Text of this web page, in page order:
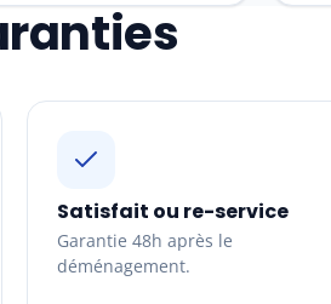
Satisfait ou re-service
Garantie 48h après le
déménagement.